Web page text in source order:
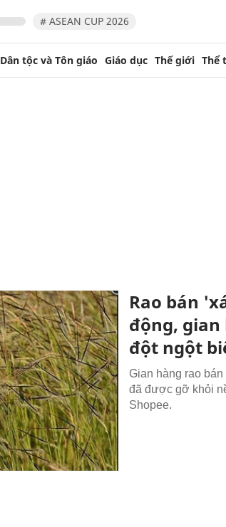
# ASEAN CUP 2026
Dân tộc và Tôn giáo Giáo dục Thế giới Thể
Rao bán
động, gian
đột ngột
Gian hàng rao
đã được gỡ khỏi
Shopee.